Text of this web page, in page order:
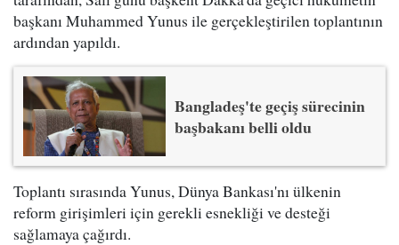
başkanı Muhammed Yunus ile gerçekleştirilen toplantının
ardından yapıldı.
Bangladeş'te geçiş sürecinin
başbakanı belli oldu
Toplantı sırasında Yunus, Dünya Bankası'nı ülkenin
reform girişimleri için gerekli esnekliği ve desteği
sağlamaya çağırdı.